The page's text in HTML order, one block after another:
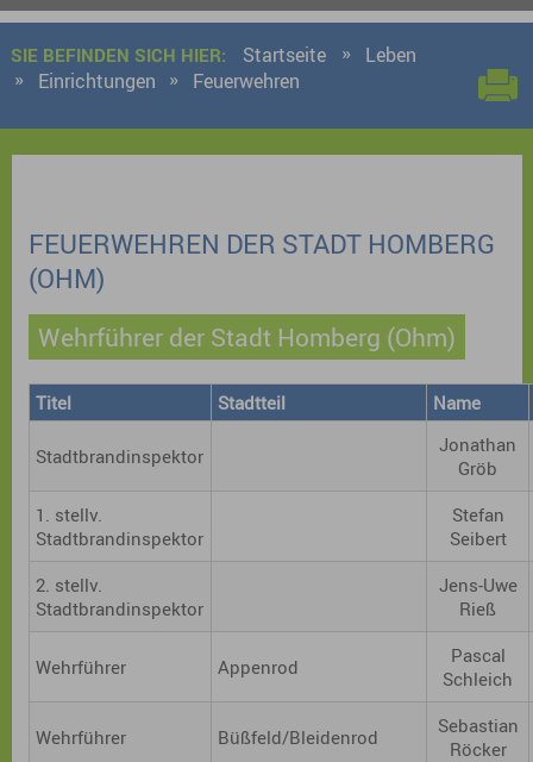
SIE BEFINDEN SICH HIER: Startseite
Leben
Einrichtungen
Feuerwehren
FEUERWEHREN DER STADT HOMBERG
(OHM)
Wehrführer der Stadt Homberg (Ohm)
Titel Stadtteil Name
Stadtbrandinspektor
Jonathan
Gröb
1. stellv.
Stadtbrandinspektor
Stefan
Seibert
2. stellv.
Stadtbrandinspektor
Jens-Uwe
Rieß
Wehrführer Appenrod
Pascal
Schleich
Wehrführer Büßfeld/Bleidenrod
Sebastian
Röcker